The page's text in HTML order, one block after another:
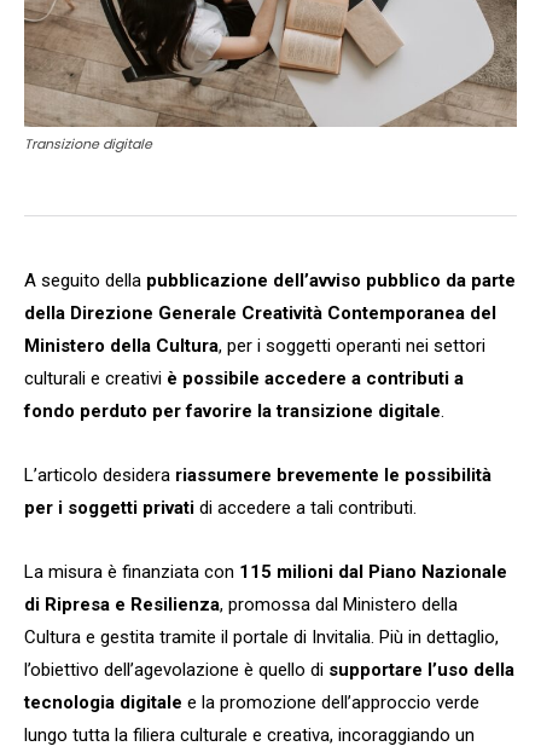
Transizione digitale
A seguito della pubblicazione dell’avviso pubblico da parte
della Direzione Generale Creatività Contemporanea del
Ministero della Cultura, per i soggetti operanti nei settori
culturali e creativi è possibile accedere a contributi a
fondo perduto per favorire la transizione digitale
L’articolo desidera riassumere brevemente le possibilità
per i soggetti privati di accedere a tali contributi.
La misura è finanziata con 115 milioni dal Piano Nazionale
di Ripresa e Resilienza, promossa dal Ministero della
Cultura e gestita tramite il portale di Invitalia. Più in dettaglio,
l’obiettivo dell’agevolazione è quello di supportare l’uso della
tecnologia digitale e la promozione dell’approccio verde
lungo tutta la filiera culturale e creativa, incoraggiando un